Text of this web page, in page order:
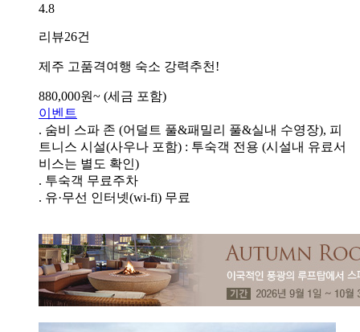
4.8
리뷰26건
제주 고품격여행 숙소 강력추천!
880,000원~ (세금 포함)
이벤트
. 숨비 스파 존 (어덜트 풀&패밀리 풀&실내 수영장), 피
트니스 시설(사우나 포함) : 투숙객 전용 (시설내 유료서
비스는 별도 확인)
. 투숙객 무료주차
. 유·무선 인터넷(wi-fi) 무료